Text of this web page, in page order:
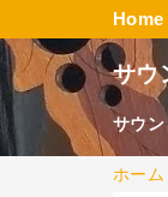
Home
サウ
サウン
ホーム